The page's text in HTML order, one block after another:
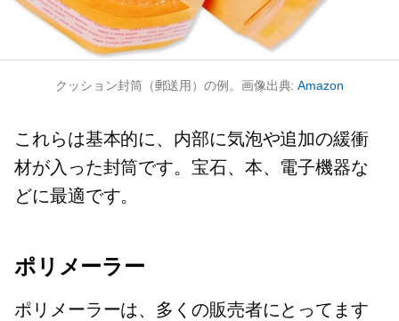
クッション封筒（郵送用）の例。画像出典:Amazon
これらは基本的に、内部に気泡や追加の緩衝
材が入った封筒です。宝石、本、電子機器な
どに最適です。
ポリメーラー
ポリメーラーは、多くの販売者にとってます